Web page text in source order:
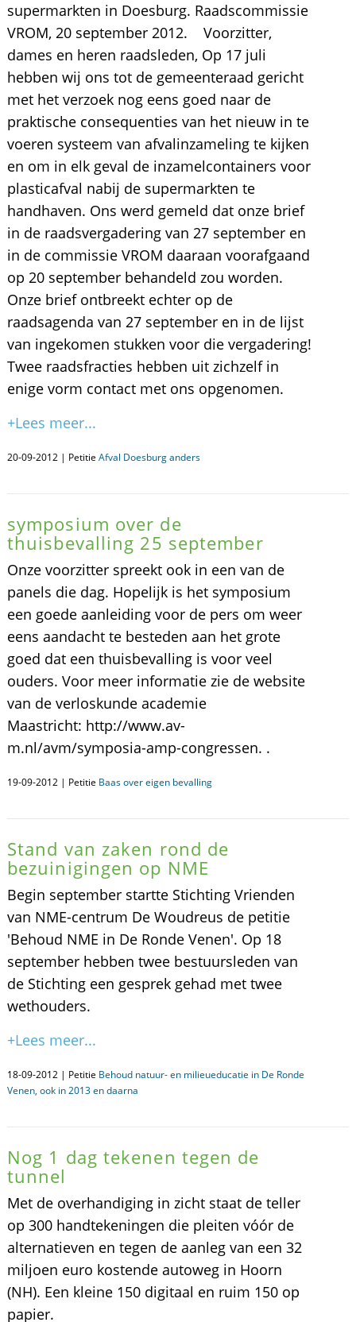
supermarkten in Doesburg. Raadscommissie
VROM, 20 september 2012. Voorzitter,
dames en heren raadsleden, Op 17 juli
hebben wij ons tot de gemeenteraad gericht
met het verzoek nog eens goed naar de
praktische consequenties van het nieuw in te
voeren systeem van afvalinzameling te kijken
en om in elk geval de inzamelcontainers voor
plasticafval nabij de supermarkten te
handhaven. Ons werd gemeld dat onze brief
in de raadsvergadering van 27 september en
in de commissie VROM daaraan voorafgaand
op 20 september behandeld zou worden.
Onze brief ontbreekt echter op de
raadsagenda van 27 september en in de lijst
van ingekomen stukken voor die vergadering!
Twee raadsfracties hebben uit zichzelf in
enige vorm contact met ons opgenomen.
+Lees meer...
20-09-2012 | Petitie Afval Doesburg anders
symposium over de
thuisbevalling 25 september
Onze voorzitter spreekt ook in een van de
panels die dag. Hopelijk is het symposium
een goede aanleiding voor de pers om weer
eens aandacht te besteden aan het grote
goed dat een thuisbevalling is voor veel
ouders. Voor meer informatie zie de website
van de verloskunde academie
Maastricht: http://www.av-
m.nl/avm/symposia-amp-congressen. .
19-09-2012 | Petitie Baas over eigen bevalling
Stand van zaken rond de
bezuinigingen op NME
Begin september startte Stichting Vrienden
van NME-centrum De Woudreus de petitie
'Behoud NME in De Ronde Venen'. Op 18
september hebben twee bestuursleden van
de Stichting een gesprek gehad met twee
wethouders.
+Lees meer...
18-09-2012 | Petitie Behoud natuur- en milieueducatie in De Ronde
Venen, ook in 2013 en daarna
Nog 1 dag tekenen tegen de
tunnel
Met de overhandiging in zicht staat de teller
op 300 handtekeningen die pleiten vóór de
alternatieven en tegen de aanleg van een 32
miljoen euro kostende autoweg in Hoorn
(NH). Een kleine 150 digitaal en ruim 150 op
papier.